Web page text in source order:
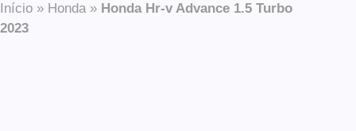
Início » Honda» Honda Hr-v Advance 1.5 Turbo
2023